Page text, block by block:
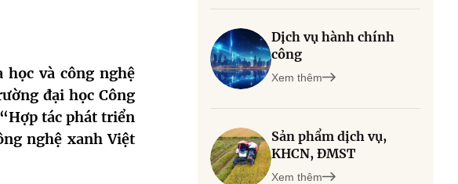
và công nghệ
đại học Công
tác phát triển
nghệ xanh Việt
Dịch vụ hành chính
công
Xem thêm
Sản phẩm dịch vụ,
KHCN, ĐMST
Xem thêm